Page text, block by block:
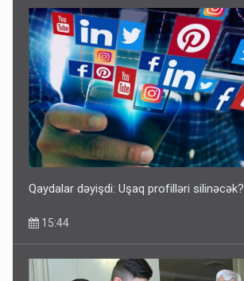
Qaydalar dəyişdi: Uşaq profilləri silinəcək?
15:44